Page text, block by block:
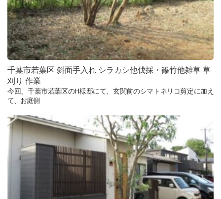
千葉市若葉区 斜面手入れ シラカシ他伐採・篠竹他雑草 草
刈り 作業
今回、千葉市若葉区のH様邸にて、玄関前のシマトネリコ剪定に加え
て、お庭側